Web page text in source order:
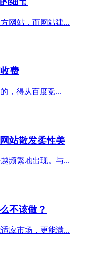
网站，而网站建...
费
，得从百度竞...
站散发柔性美
频繁地出现。与...
不该做？
应市场，更能满...